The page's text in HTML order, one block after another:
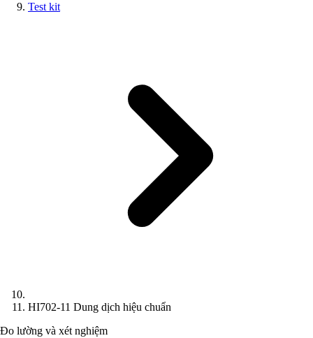
Test kit
HI702-11 Dung dịch hiệu chuẩn
Đo lường và xét nghiệm